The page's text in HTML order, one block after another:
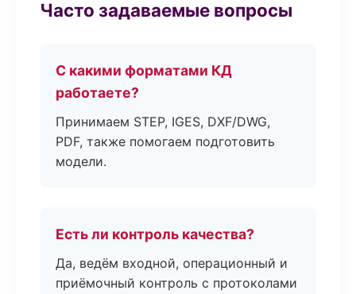
Часто задаваемые вопросы
С какими форматами КД
работаете?
Принимаем STEP, IGES, DXF/DWG,
PDF, также помогаем подготовить
модели.
Есть ли контроль качества?
Да, ведём входной, операционный и
приёмочный контроль с протоколами